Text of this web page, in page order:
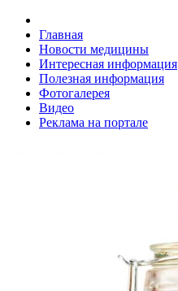
Главная
Новости медицины
Интересная информация
Полезная информация
Фотогалерея
Видео
Реклама на портале